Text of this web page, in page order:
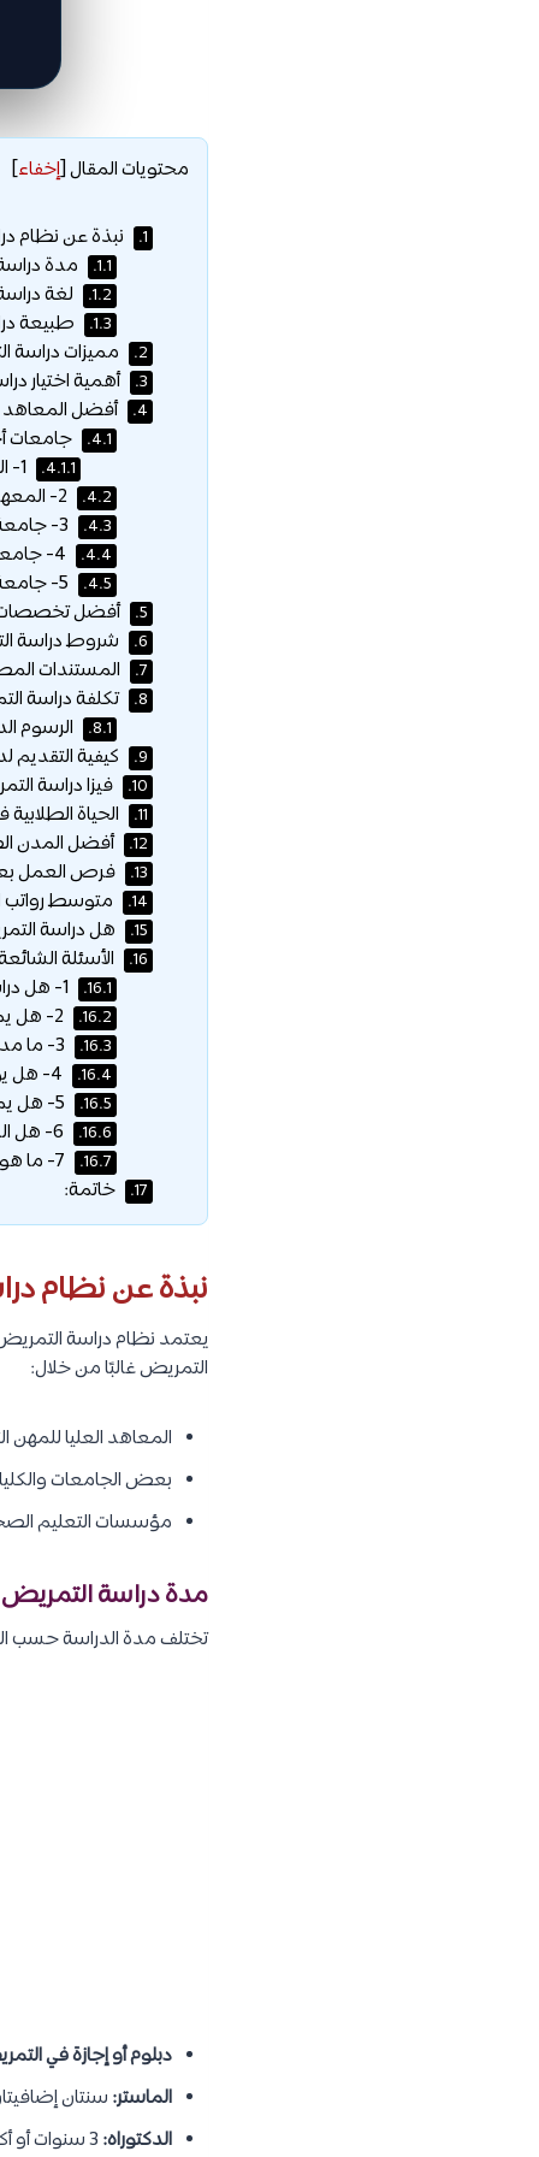
محتويات المقال[إخفاء]
1. نبذة عن نظام
1.1. مدة
1.2. لغة
1.3. طبيعة
2. مميزات دراسة
3. أهمية اختيار
4. أفضل المعاهد
4.1. جامعات
4.1.1.
4.2.
4.3.
4.4.
4.5.
5. أفضل تخصصات
6. شروط دراسة
7. المستندات
8. تكلفة دراسة
8.1. الرسوم
9. كيفية
10. فيزا دراسة
11. الحياة
12. أفضل المدن
13. فرص العمل
14. متوسط رواتب
15. هل دراسة
16. الأسئلة
16.1.
16.2.
16.3.
16.4.
16.5.
16.6.
16.7.
17. خاتمة:
نبذة عن نظام
يعتمد نظام دراسة
التمريض غالبًا من خلال:
المعاهد العليا للمهن
بعض الجامعات
مؤسسات التعليم
مدة دراسة
تختلف مدة الدراسة حسب
دبلوم أو إجازة في
الماستر: سنتان
الدكتوراه: